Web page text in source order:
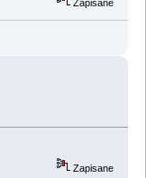
Zapisane
Zapisane